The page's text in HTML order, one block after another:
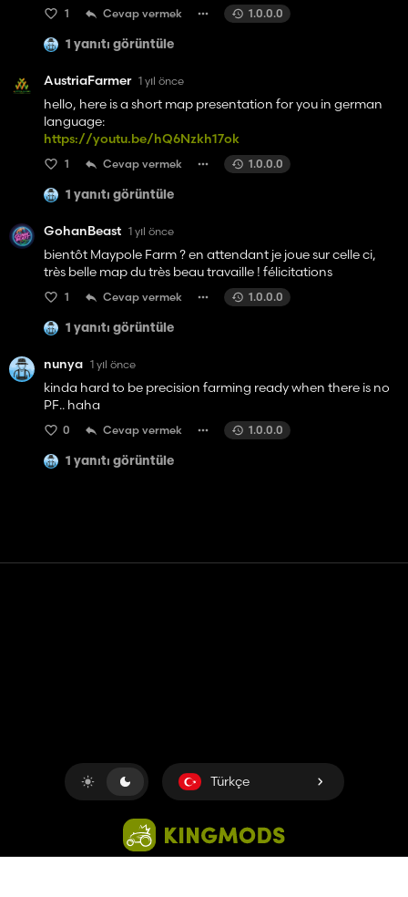
1 Cevap vermek 1.0.0.0
1 yanıtı görüntüle
AustriaFarmer 1 yıl önce
hello, here is a short map presentation for you in german
language:
https://youtu.be/hQ6Nzkh17ok
1 Cevap vermek 1.0.0.0
1 yanıtı görüntüle
GohanBeast 1 yıl önce
bientôt Maypole Farm ? en attendant je joue sur celle ci,
très belle map du très beau travaille ! félicitations
1 Cevap vermek 1.0.0.0
1 yanıtı görüntüle
nunya 1 yıl önce
kinda hard to be precision farming ready when there is no
PF.. haha
0 Cevap vermek 1.0.0.0
1 yanıtı görüntüle
Türkçe